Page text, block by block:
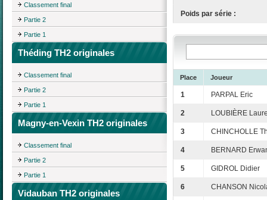
Classement final
Partie 2
Partie 1
Théding TH2 originales
Classement final
Partie 2
Partie 1
Magny-en-Vexin TH2 originales
Classement final
Partie 2
Partie 1
Vidauban TH2 originales
Poids par série :
Place Joueur
1 PARPAL Eric
2 LOUBIÈRE
3 CHINCHOLLE
4 BERNARD
5 GIDROL Didier
6 CHANSON